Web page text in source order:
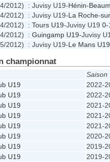
2012) : Juvisy U19-Hénin-
2012) : Juvisy U19-La Roche-
2012) : Tours U19-Juvisy U19 0-
2012) : Guingamp U19-Juvisy
2012) : Juvisy U19-Le Mans U19
championnat
Saison
U19
2022-
U19
2022-
U19
2021-
U19
2021-
U19
2021-
U19
2020-
U19
2019-
U19
2019-